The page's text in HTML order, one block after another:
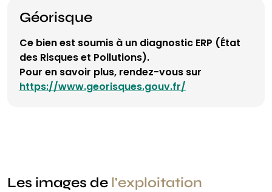
Géorisque
Ce bien est soumis à un diagnostic ERP (État
des Risques et Pollutions).
Pour en savoir plus, rendez-vous sur
https://www.georisques.gouv.fr/
Les images de l'exploitation